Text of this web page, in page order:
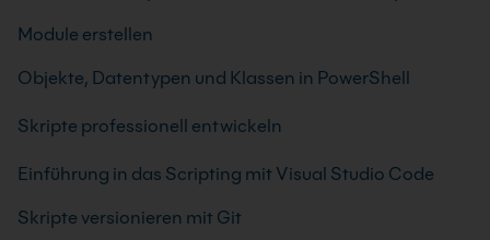
Module erstellen
Objekte, Datentypen und Klassen in PowerShell
Skripte professionell entwickeln
Einführung in das Scripting mit Visual Studio Code
Skripte versionieren mit Git